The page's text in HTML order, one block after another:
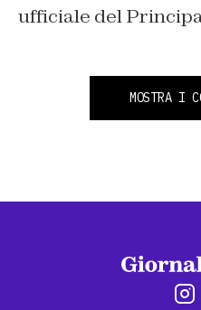
ufficiale del
MOSTRA I